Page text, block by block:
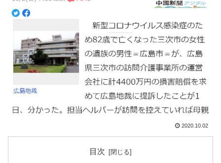
2020.10.02
目次